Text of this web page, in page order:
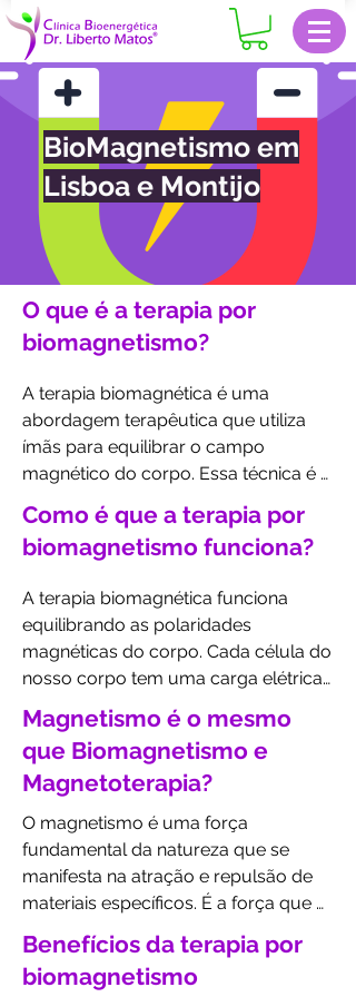
BioMagnetismo em
Lisboa e Montijo
O que é a terapia por
biomagnetismo?
A terapia biomagnética é uma
abordagem terapêutica que utiliza
ímãs para equilibrar o campo
magnético do corpo. Essa técnica é
doenças e condições de saúde estão
relacionadas a desequilíbrios no
Os ímãs utilizados na terapia
biomagnética são colocados em
pontos específicos do corpo, com o
objetivo de restaurar o equilíbrio
magnético e promover a cura. Essa
terapia é não invasiva e indolor,
tornando-a uma opção segura e
eficaz para o tratamento de uma
ampla gama de condições de saúde.
Como é que a terapia por
biomagnetismo funciona?
A terapia biomagnética funciona
equilibrando as polaridades
magnéticas do corpo. Cada célula do
nosso corpo tem uma carga elétrica
e um campo magnético
característicos.
Quando ocorrem desequilíbrios
nesses campos magnéticos, podem
surgir diversas condições de saúde.
Os ímãs utilizados na terapia
biomagnética criam um campo
magnético externo que interage com
o campo magnético do corpo. Esse
campo magnético externo ajuda a
Magnetismo é o mesmo
que Biomagnetismo e
Magnetoterapia?
O magnetismo é uma força
fundamental da natureza que se
manifesta na atração e repulsão de
materiais específicos. É a força que
objetos metálicos, e também a
responsável pelo funcionamento de
Benefícios da terapia por
biomagnetismo